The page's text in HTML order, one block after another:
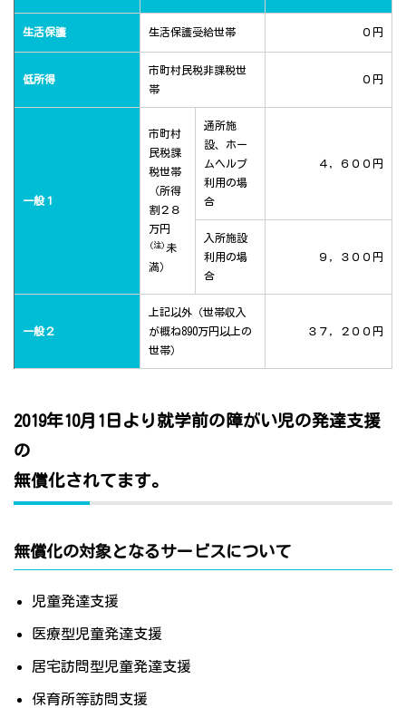
生活保護 生活保護受給世帯 ０円
低所得
市町村民税非課税世
帯
０円
一般１
市町村
民税課
税世帯
（所得
割２８
万円
(注) 未
満）
通所施
設、ホー
ムヘルプ
利用の場
合
４，６００円
入所施設
利用の場
合
９，３００円
一般２
上記以外（世帯収入
が概ね890万円以上の
世帯）
３７，２００円
2019年10月1日より就学前の障がい児の発達支援
の
無償化されてます。
無償化の対象となるサービスについて
児童発達支援
医療型児童発達支援
居宅訪問型児童発達支援
保育所等訪問支援